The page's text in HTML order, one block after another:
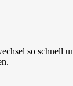
so schnell